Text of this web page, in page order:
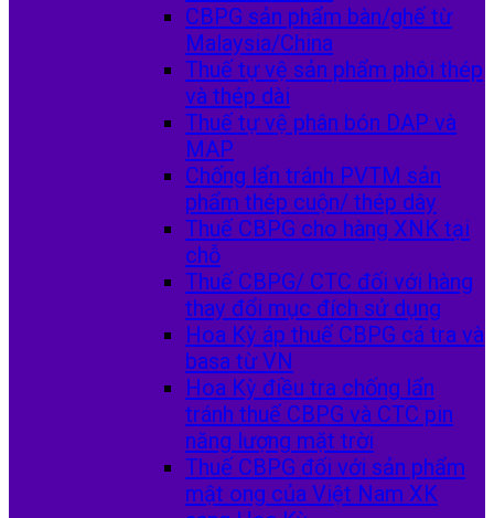
CBPG sản phẩm bàn/ghế từ
Malaysia/China
Thuế tự vệ sản phẩm phôi thép
và thép dài
Thuế tự vệ phân bón DAP và
MAP
Chống lẩn tránh PVTM sản
phẩm thép cuộn/ thép dây
Thuế CBPG cho hàng XNK tại
chỗ
Thuế CBPG/ CTC đối với hàng
thay đổi mục đích sử dụng
Hoa Kỳ áp thuế CBPG cá tra và
basa từ VN
Hoa Kỳ điều tra chống lẩn
tránh thuế CBPG và CTC pin
năng lượng mặt trời
Thuế CBPG đối với sản phẩm
mật ong của Việt Nam XK